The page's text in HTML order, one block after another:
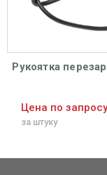
Рукоятка
Цена по запросу
за штуку